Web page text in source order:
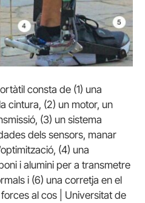
consta de (1) una
cintura, (2) un motor, un
(3) un sistema
dels sensors, manar
(4) una
i alumini per a transmetre
i (6) una corretja en el
al cos | Universitat de